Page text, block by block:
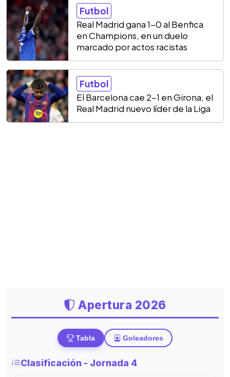
Futbol
Real Madrid gana 1-0 al Benfica
en Champions, en un duelo
marcado por actos racistas
Futbol
El Barcelona cae 2-1 en Girona, el
Real Madrid nuevo líder de la Liga